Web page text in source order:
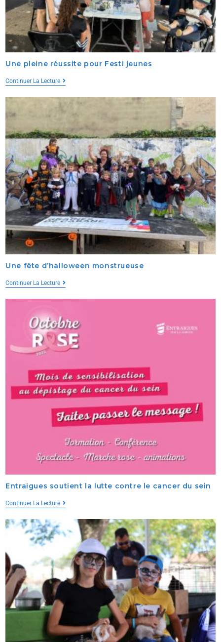
Une pleine réussite pour Festi jeunes
Continuer La Lecture
Une fête d’halloween monstrueuse
Continuer La Lecture
Entraigues soutient la lutte contre le cancer du sein
Continuer La Lecture